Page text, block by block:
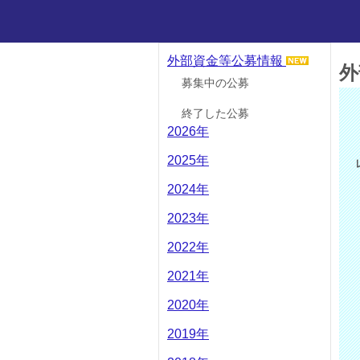
外部資金等公募情報
募集中の公募
終了した公募
2026年
2025年
2024年
2023年
2022年
2021年
2020年
2019年